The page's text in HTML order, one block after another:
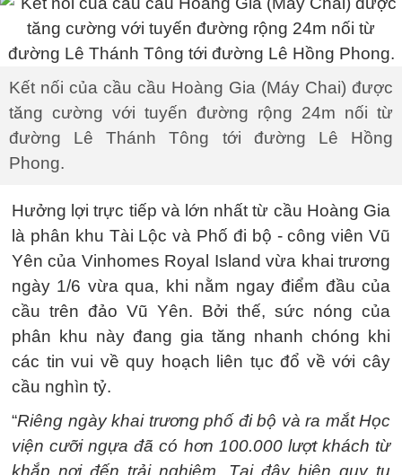
Kết nối của cầu cầu Hoàng Gia (Máy Chai) được
tăng cường với tuyến đường rộng 24m nối từ
đường Lê Thánh Tông tới đường Lê Hồng
Phong.
Hưởng lợi trực tiếp và lớn nhất từ cầu Hoàng Gia
là phân khu Tài Lộc và Phố đi bộ - công viên Vũ
Yên của Vinhomes Royal Island vừa khai trương
ngày 1/6 vừa qua, khi nằm ngay điểm đầu của
cầu trên đảo Vũ Yên. Bởi thế, sức nóng của
phân khu này đang gia tăng nhanh chóng khi
các tin vui về quy hoạch liên tục đổ về với cây
cầu nghìn tỷ.
“Riêng ngày khai trương phố đi bộ và ra mắt Học
viện cưỡi ngựa đã có hơn 100.000 lượt khách từ
khắp nơi đến trải nghiệm. Tại đây hiện quy tụ